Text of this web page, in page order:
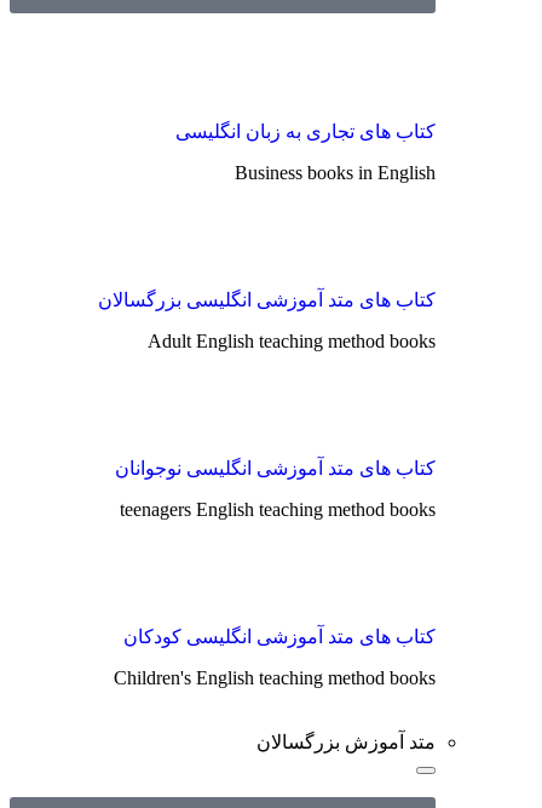
کتاب های تجاری به زبان انگلیسی
Business books in English
کتاب های متد آموزشی انگلیسی بزرگسالان
Adult English teaching method books
کتاب های متد آموزشی انگلیسی نوجوانان
teenagers English teaching method books
کتاب های متد آموزشی انگلیسی کودکان
Children's English teaching method books
متد آموزش بزرگسالان